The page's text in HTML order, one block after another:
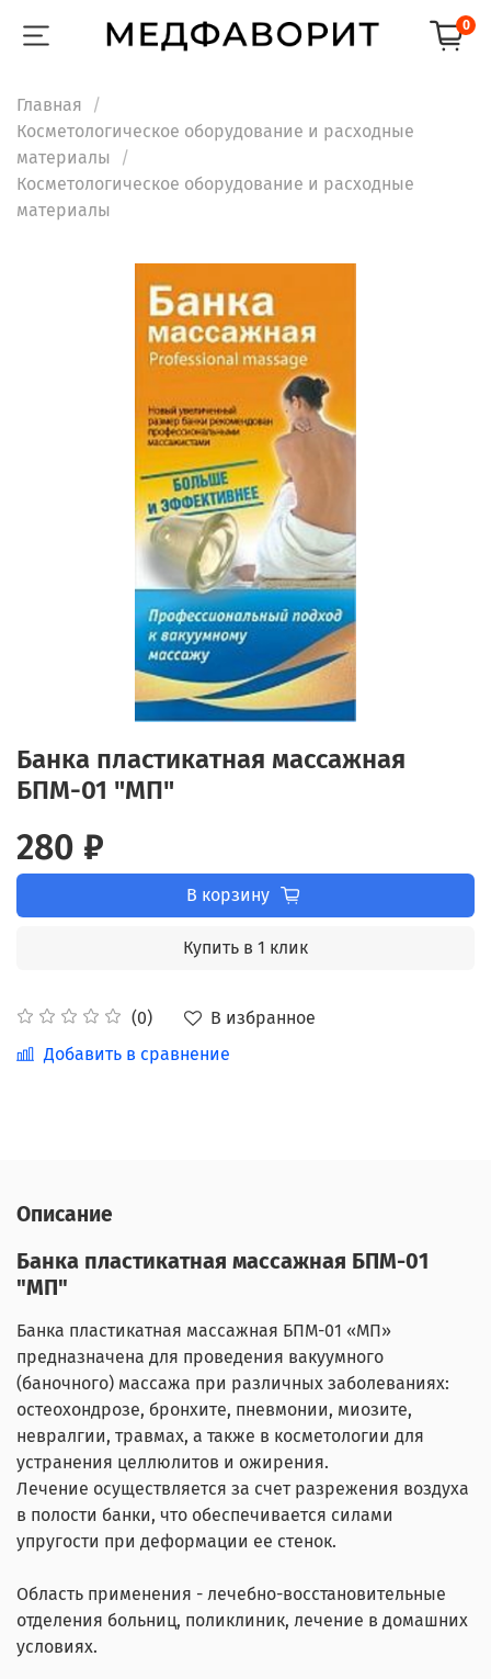
0
Главная
Косметологическое оборудование и расходные
материалы
Косметологическое оборудование и расходные
материалы
Банка пластикатная массажная
БПМ-01 "МП"
(0)
В избранное
Добавить в сравнение
280 ₽
В корзину
Купить в 1 клик
Описание
Банка пластикатная массажная БПМ-01
"МП"
Банка пластикатная массажная БПМ-01 «МП»
предназначена для проведения вакуумного
(баночного) массажа при различных заболеваниях:
остеохондрозе, бронхите, пневмонии, миозите,
невралгии, травмах, а также в косметологии для
устранения целлюлитов и ожирения.
Лечение осуществляется за счет разрежения воздуха
в полости банки, что обеспечивается силами
упругости при деформации ее стенок.
Область применения - лечебно-восстановительные
отделения больниц, поликлиник, лечение в домашних
условиях.